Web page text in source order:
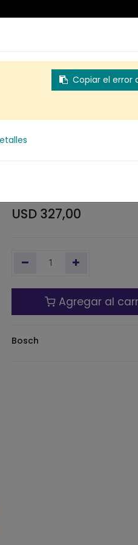
Multicortadora
USD 327,00
Agregar al
Bosch
Copiar el error